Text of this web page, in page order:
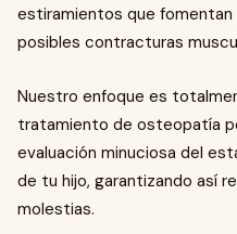
estiramientos que fomentan
posibles contracturas
Nuestro enfoque es
tratamiento de osteopatía
evaluación minuciosa del
de tu hijo, garantizando así
molestias.